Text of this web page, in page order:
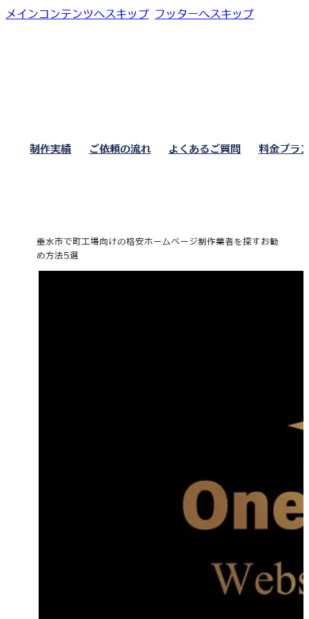
メインコンテンツへスキップ フッターへスキップ
制作実績 ご依頼の流れ よくあるご質問 料金プラ
垂水市で町工場向けの格安ホームページ制作業者を探すお勧
め方法5選